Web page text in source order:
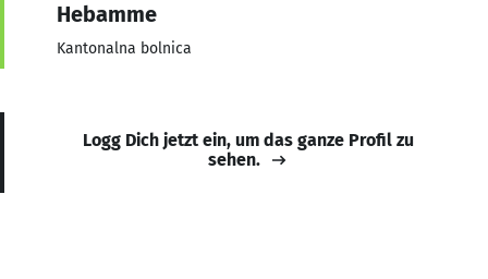
Hebamme
Kantonalna bolnica
Logg Dich jetzt ein, um das ganze Profil zu
sehen.